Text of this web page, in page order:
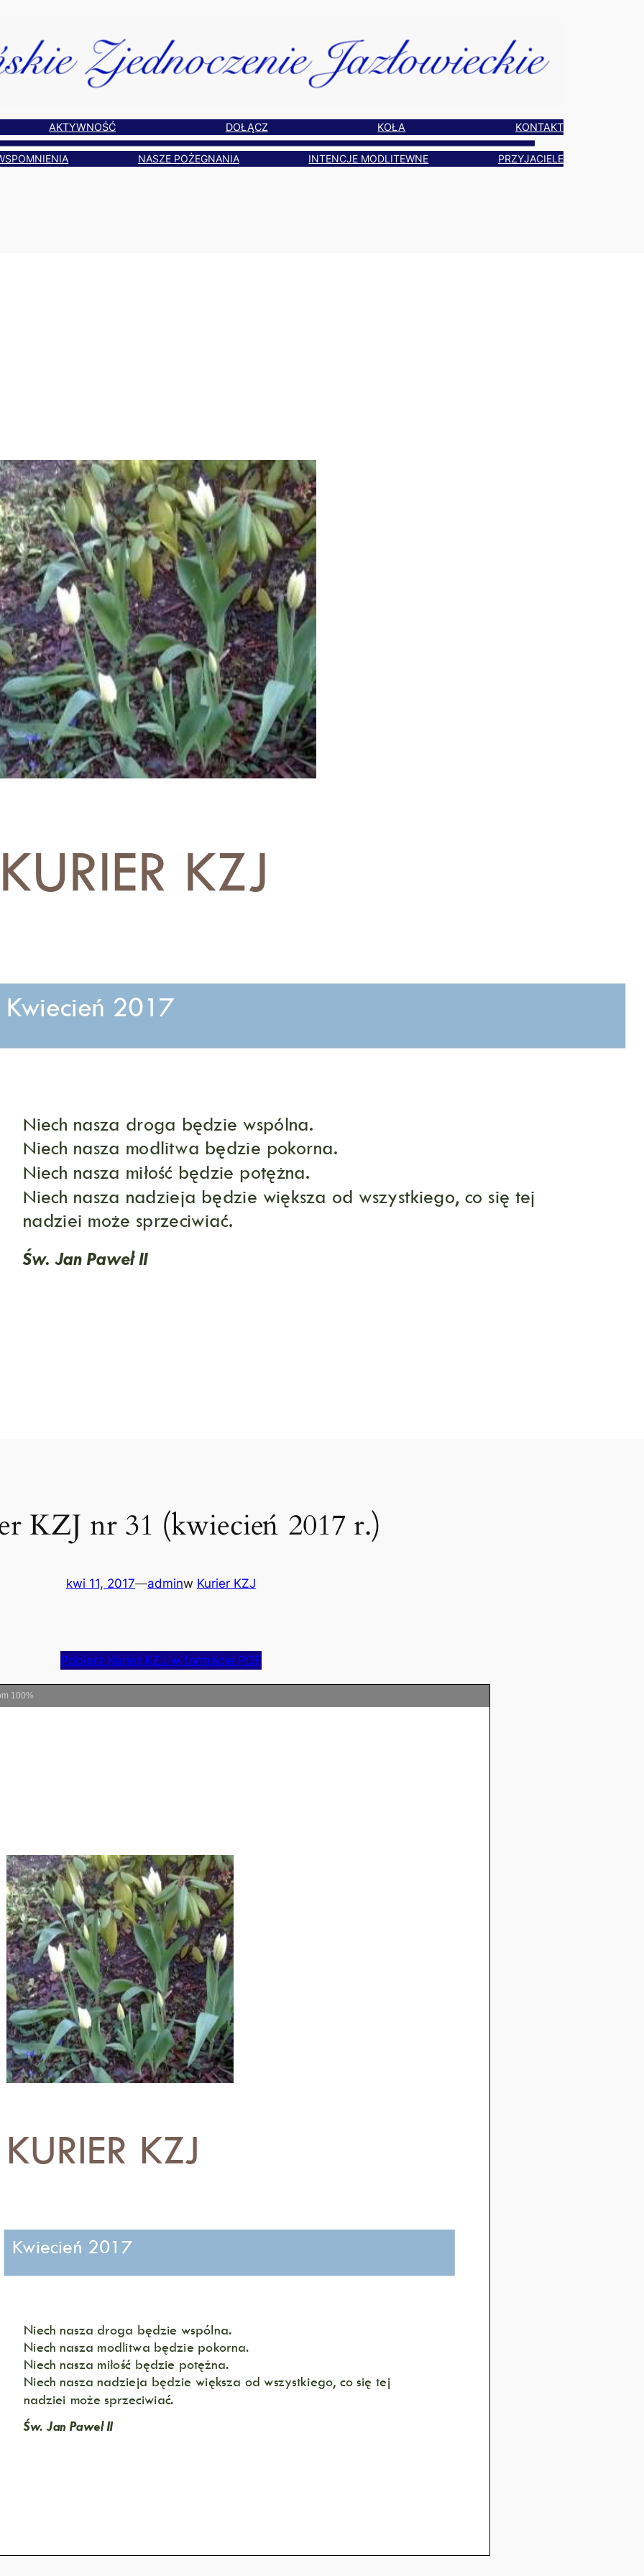
AKTYWNOŚĆ DOŁĄCZ KOŁA KONTAKT
NASZE POŻEGNANIA INTENCJE MODLITEWNE PRZYJACIELE
KZJ nr 31 (kwiecień 2017 r.)
kwi 11, 2017—adminw Kurier KZJ
Pobierz Kurier KZJ w formacie PDF
100%